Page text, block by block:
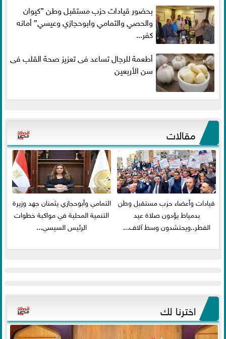
بحضور قيادات حزب مستقبل وطن ”كيوان
والحصي والتمامي وابوحجازي وعيسي” أمانه
كفر...
أطعمة للرجال تساعد فى تعزيز صحة القلب فى
سن الأربعين
مقالات
قيادات وأعضاء حزب مستقبل وطن
بدمياط يؤدون صلاة عيد
الفطر..ويحتشدون وسط آلاف...
التمامي وأبوحجازي يثمنان جهد وزيرة
التنمية المحلية في مواكبة خطوات
الرئيس السيسي...
اخترنا لك